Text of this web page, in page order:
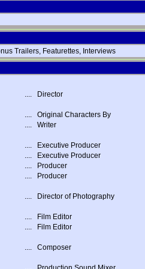
Trailers, Featurettes, Interviews
....
Director
....
Original Characters By
....
Writer
....
Executive Producer
....
Executive Producer
....
Producer
....
Producer
....
Director of Photography
....
Film Editor
....
Film Editor
....
Composer